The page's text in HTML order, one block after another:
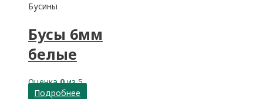
Бусины
Бусы 6мм
белые
Оценка0из 5
Подробнее